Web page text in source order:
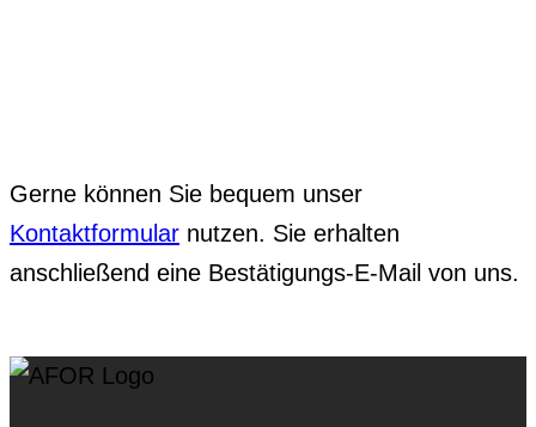
Gerne können Sie bequem unser
Kontaktformular nutzen. Sie erhalten
anschließend eine Bestätigungs-E-Mail von uns.